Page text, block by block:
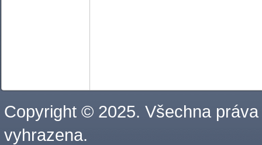
Copyright © 2025. Všechna práva
vyhrazena.